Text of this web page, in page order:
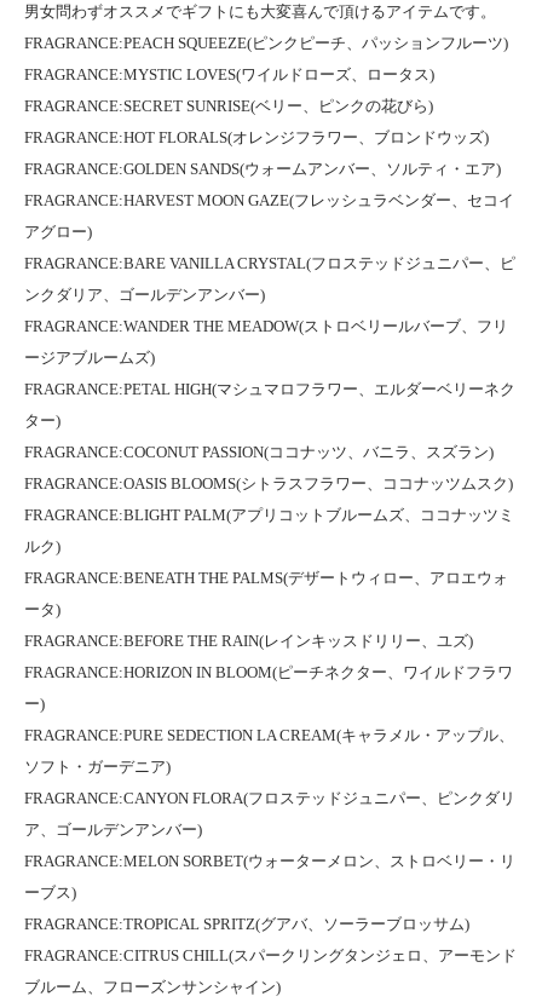
男女問わずオススメでギフトにも大変喜んで頂けるアイテムです。
FRAGRANCE:PEACH SQUEEZE(ピンクピーチ、パッションフルーツ)
FRAGRANCE:MYSTIC LOVES(ワイルドローズ、ロータス)
FRAGRANCE:SECRET SUNRISE(ベリー、ピンクの花びら)
FRAGRANCE:HOT FLORALS(オレンジフラワー、ブロンドウッズ)
FRAGRANCE:GOLDEN SANDS(ウォームアンバー、ソルティ・エア)
FRAGRANCE:HARVEST MOON GAZE(フレッシュラベンダー、セコイ
アグロー)
FRAGRANCE:BARE VANILLA CRYSTAL(フロステッドジュニパー、ピ
ンクダリア、ゴールデンアンバー)
FRAGRANCE:WANDER THE MEADOW(ストロベリールバーブ、フリ
ージアブルームズ)
FRAGRANCE:PETAL HIGH(マシュマロフラワー、エルダーベリーネク
ター)
FRAGRANCE:COCONUT PASSION(ココナッツ、バニラ、スズラン)
FRAGRANCE:OASIS BLOOMS(シトラスフラワー、ココナッツムスク)
FRAGRANCE:BLIGHT PALM(アプリコットブルームズ、ココナッツミ
ルク)
FRAGRANCE:BENEATH THE PALMS(デザートウィロー、アロエウォ
ータ)
FRAGRANCE:BEFORE THE RAIN(レインキッスドリリー、ユズ)
FRAGRANCE:HORIZON IN BLOOM(ピーチネクター、ワイルドフラワ
ー)
FRAGRANCE:PURE SEDECTION LA CREAM(キャラメル・アップル、
ソフト・ガーデニア)
FRAGRANCE:CANYON FLORA(フロステッドジュニパー、ピンクダリ
ア、ゴールデンアンバー)
FRAGRANCE:MELON SORBET(ウォーターメロン、ストロベリー・リ
ーブス)
FRAGRANCE:TROPICAL SPRITZ(グアバ、ソーラーブロッサム)
FRAGRANCE:CITRUS CHILL(スパークリングタンジェロ、アーモンド
ブルーム、フローズンサンシャイン)